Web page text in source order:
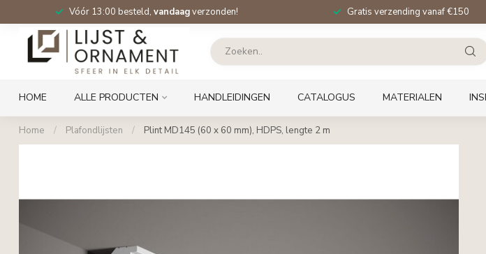
Vóór 13:00 besteld, vandaagverzonden! Gratis verzending vanaf €150
HOME ALLE PRODUCTEN HANDLEIDINGEN CATALOGUS MATERIALEN
Home / Plafondlijsten / Plint MD145 (60 x 60 mm), HDPS, lengte 2 m